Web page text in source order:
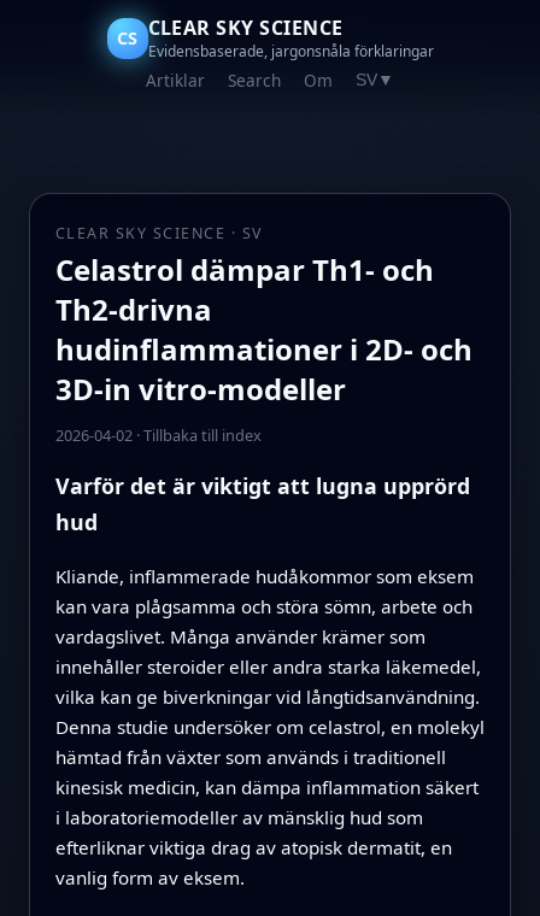
CS CLEAR SKY SCIENCE
Evidensbaserade, jargonsnåla förklaringar
Artiklar Search Om SV ▼
CLEAR SKY SCIENCE · SV
Celastrol dämpar Th1- och
Th2-drivna
hudinflammationer i 2D- och
3D-in vitro-modeller
2026-04-02·Tillbaka till index
Varför det är viktigt att lugna upprörd
hud
Kliande, inflammerade hudåkommor som eksem
kan vara plågsamma och störa sömn, arbete och
vardagslivet. Många använder krämer som
innehåller steroider eller andra starka läkemedel,
vilka kan ge biverkningar vid långtidsanvändning.
Denna studie undersöker om celastrol, en molekyl
hämtad från växter som används i traditionell
kinesisk medicin, kan dämpa inflammation säkert
i laboratoriemodeller av mänsklig hud som
efterliknar viktiga drag av atopisk dermatit, en
vanlig form av eksem.